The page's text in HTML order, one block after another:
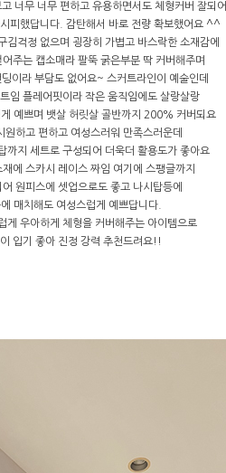
너무 너무 편하고 유용하면서도 체형커버 잘되어
피했답니다. 감탄해서 바로 전량 확보했어요 ^^
김걱정 없으며 굉장히 가볍고 바스락한 소재감에
주는 캡소매라 팔뚝 굵은부분 딱 커버해주며
이라 부담도 없어요~ 스커트라인이 예술인데
임 플레어핏이라 작은 움직임에도 살랑살랑
예쁘며 뱃살 허릿살 골반까지 200% 커버되요
원하고 편하고 여성스러워 만족스러운데
까지 세트로 구성되어 더욱더 활용도가 좋아요
에 스카시 레이스 짜임 여기에 스팽글까지
원피스에 셋업으로도 좋고 나시탑등에
매치해도 여성스럽게 예쁘답니다.
게 우아하게 체형을 커버해주는 아이템으로
입기 좋아 진정 강력 추천드려요!!